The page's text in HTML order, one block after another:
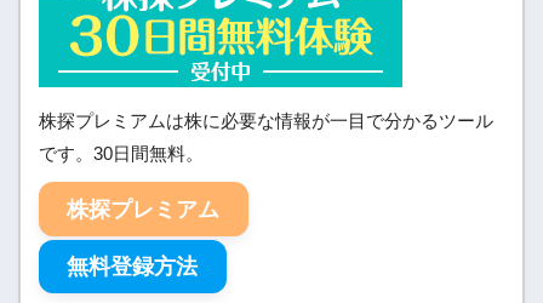
株探プレミアムは株に必要な情報が一目で分かるツール
です。30日間無料。
株探プレミアム
無料登録方法